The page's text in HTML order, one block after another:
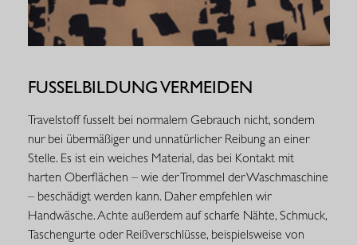
FUSSELBILDUNG VERMEIDEN
Travelstoff fusselt bei normalem Gebrauch nicht, sondern
nur bei übermäßiger und unnatürlicher Reibung an einer
Stelle. Es ist ein weiches Material, das bei Kontakt mit
harten Oberflächen – wie der Trommel der Waschmaschine
– beschädigt werden kann. Daher empfehlen wir
Handwäsche. Achte außerdem auf scharfe Nähte, Schmuck,
Taschengurte oder Reißverschlüsse, beispielsweise von